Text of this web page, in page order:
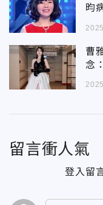
昀
曹
念
留言衝人氣
登入留